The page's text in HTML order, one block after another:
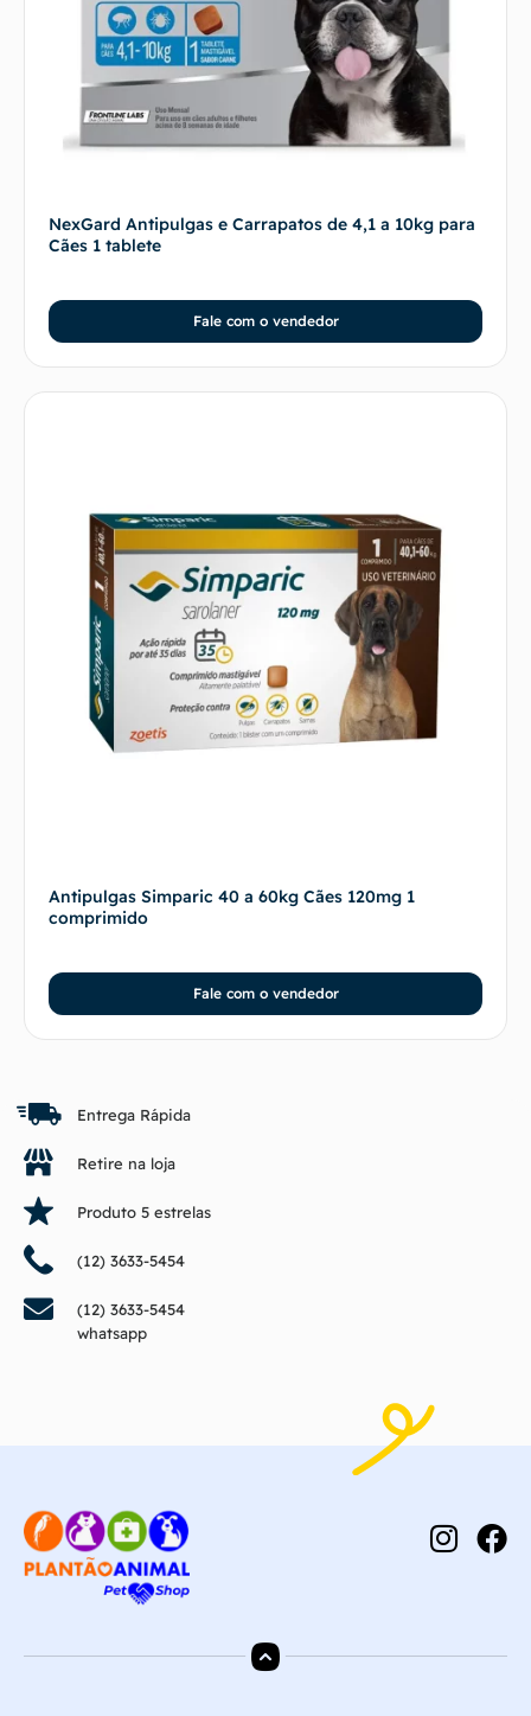
NexGard Antipulgas e Carrapatos de 4,1 a 10kg para
Cães 1 tablete
Fale com o vendedor
Antipulgas Simparic 40 a 60kg Cães 120mg 1
comprimido
Fale com o vendedor
Entrega Rápida
Retire na loja
Produto 5 estrelas
(12) 3633-5454
(12) 3633-5454
whatsapp